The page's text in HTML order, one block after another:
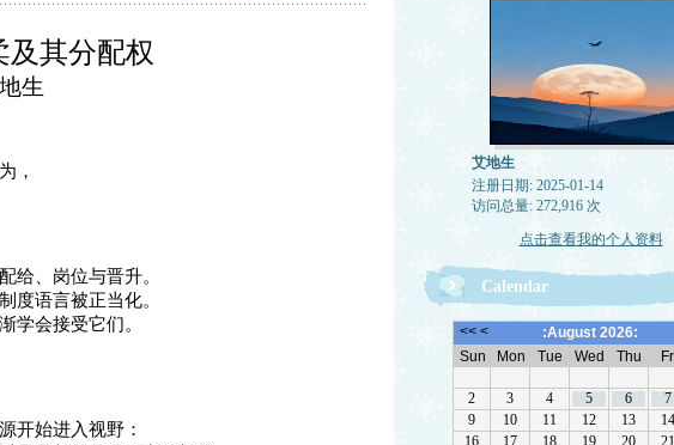
及其分配权
生
，
给、岗位与晋升。
度语言被正当化。
学会接受它们。
开始进入视野：
艾地生
注册日期: 2025-01-14
访问总量: 272,916 次
点击查看我的个人资料
Calendar